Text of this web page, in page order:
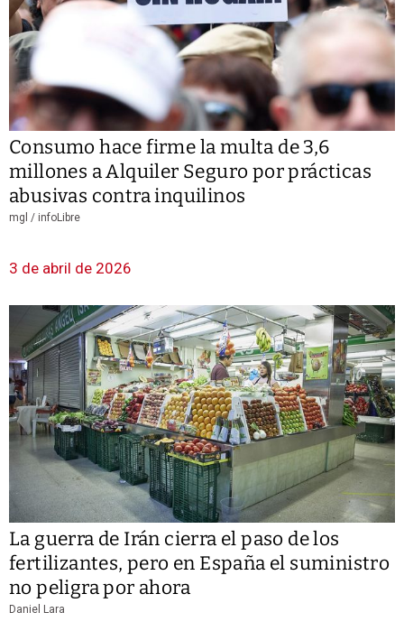
Consumo hace firme la multa de 3,6
millones a Alquiler Seguro por prácticas
abusivas contra inquilinos
mgl / infoLibre
3 de abril de 2026
La guerra de Irán cierra el paso de los
fertilizantes, pero en España el suministro
no peligra por ahora
Daniel Lara